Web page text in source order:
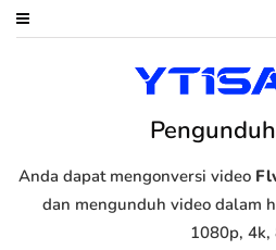
Anda dapat mengonversi video
dan mengunduh video dalam
1080p, 4k,